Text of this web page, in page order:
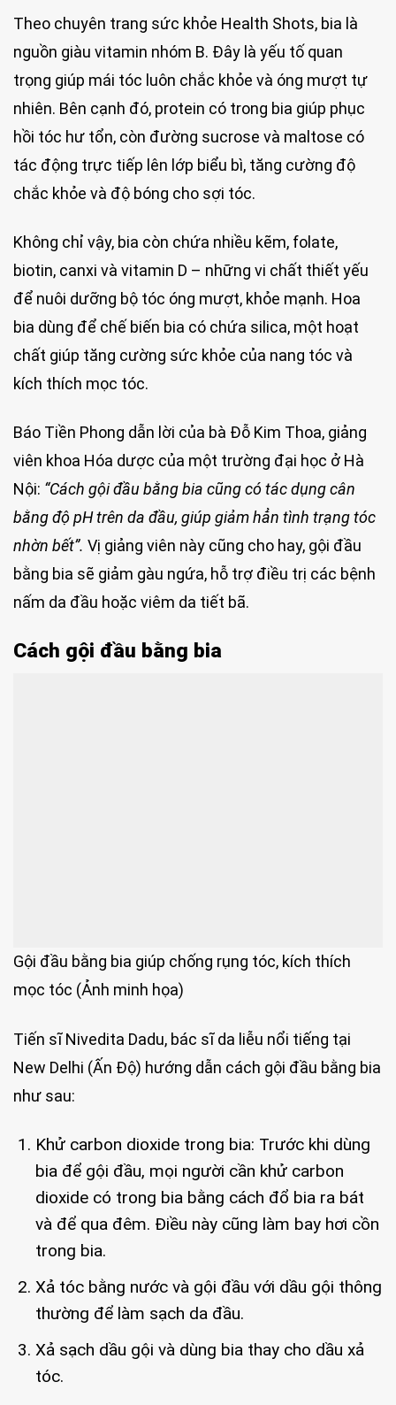
Theo chuyên trang sức khỏe Health Shots, bia là
nguồn giàu vitamin nhóm B. Đây là yếu tố quan
trọng giúp mái tóc luôn chắc khỏe và óng mượt tự
nhiên. Bên cạnh đó, protein có trong bia giúp phục
hồi tóc hư tổn, còn đường sucrose và maltose có
tác động trực tiếp lên lớp biểu bì, tăng cường độ
chắc khỏe và độ bóng cho sợi tóc.
Không chỉ vậy, bia còn chứa nhiều kẽm, folate,
biotin, canxi và vitamin D – những vi chất thiết yếu
để nuôi dưỡng bộ tóc óng mượt, khỏe mạnh. Hoa
bia dùng để chế biến bia có chứa silica, một hoạt
chất giúp tăng cường sức khỏe của nang tóc và
kích thích mọc tóc.
Báo Tiền Phong dẫn lời của bà Đỗ Kim Thoa, giảng
viên khoa Hóa dược của một trường đại học ở Hà
Nội: “Cách gội đầu bằng bia cũng có tác dụng cân
bằng độ pH trên da đầu, giúp giảm hẳn tình trạng tóc
nhờn bết”. Vị giảng viên này cũng cho hay, gội đầu
bằng bia sẽ giảm gàu ngứa, hỗ trợ điều trị các bệnh
nấm da đầu hoặc viêm da tiết bã.
Cách gội đầu bằng bia
Gội đầu bằng bia giúp chống rụng tóc, kích thích
mọc tóc (Ảnh minh họa)
Tiến sĩ Nivedita Dadu, bác sĩ da liễu nổi tiếng tại
New Delhi (Ấn Độ) hướng dẫn cách gội đầu bằng bia
như sau:
Khử carbon dioxide trong bia: Trước khi dùng
bia để gội đầu, mọi người cần khử carbon
dioxide có trong bia bằng cách đổ bia ra bát
và để qua đêm. Điều này cũng làm bay hơi cồn
trong bia.
Xả tóc bằng nước và gội đầu với dầu gội thông
thường để làm sạch da đầu.
Xả sạch dầu gội và dùng bia thay cho dầu xả
tóc.